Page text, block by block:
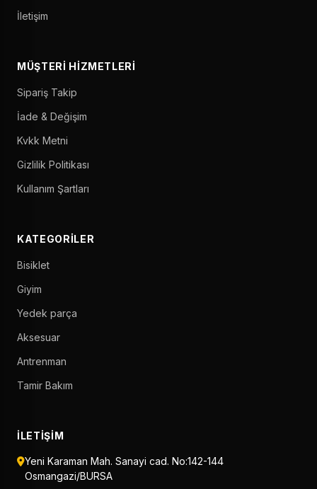
İletişim
MÜŞTERI HIZMETLERI
Sipariş Takip
İade & Değişim
Kvkk Metni
Gizlilik Politikası
Kullanım Şartları
KATEGORILER
Bisiklet
Giyim
Yedek parça
Aksesuar
Antrenman
Tamir Bakım
İLETIŞIM
Yeni Karaman Mah. Sanayi cad. No:142-144
Osmangazi/BURSA